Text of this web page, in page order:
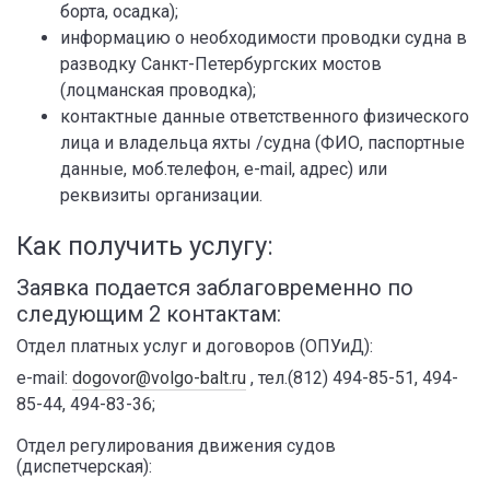
борта, осадка);
информацию о необходимости проводки судна в
разводку Санкт-Петербургских мостов
(лоцманская проводка);
контактные данные ответственного физического
лица и владельца яхты /судна (ФИО, паспортные
данные, моб.телефон, e-mail, адрес) или
реквизиты организации.
Как получить услугу:
Заявка подается заблаговременно по
следующим 2 контактам:
Отдел платных услуг и договоров (ОПУиД):
e-mail: dogovor@volgo-balt.ru , тел.(812) 494-85-51, 494-
85-44, 494-83-36;
Отдел регулирования движения судов
(диспетчерская):